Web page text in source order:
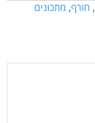
, חורף, מתכונים